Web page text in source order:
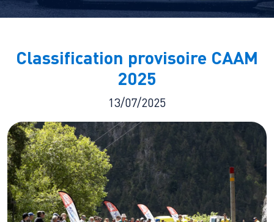
Classification provisoire CAAM
2025
13/07/2025